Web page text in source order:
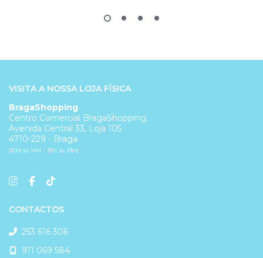
VISITA A NOSSA LOJA FÍSICA
BragaShopping
Centro Comercial BragaShopping,
Avenida Central 33, Loja 105
4710-229 - Braga
(10H às 14H - 15H às 19H)
CONTACTOS
253 616 306
911 069 584